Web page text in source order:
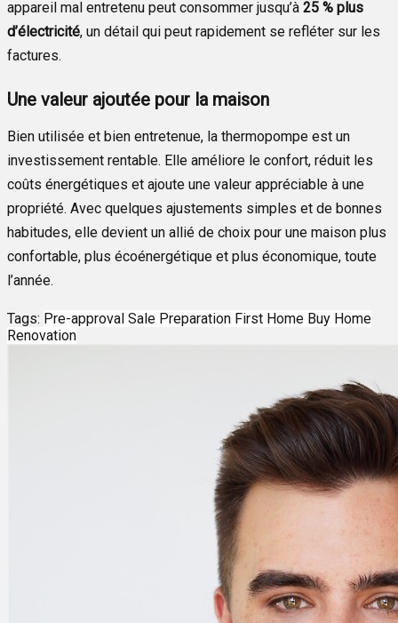
appareil mal entretenu peut consommer jusqu’à 25 % plus
d’électricité, un détail qui peut rapidement se refléter sur les
factures.
Une valeur ajoutée pour la maison
Bien utilisée et bien entretenue, la thermopompe est un
investissement rentable. Elle améliore le confort, réduit les
coûts énergétiques et ajoute une valeur appréciable à une
propriété. Avec quelques ajustements simples et de bonnes
habitudes, elle devient un allié de choix pour une maison plus
confortable, plus écoénergétique et plus économique, toute
l’année.
Tags: Pre-approval Sale Preparation First Home Buy Home
Renovation